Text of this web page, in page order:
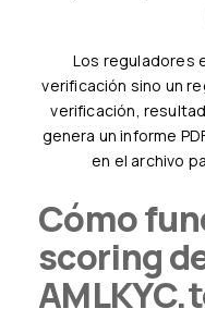
Los reguladores exigen no solo un sistema de
verificación sino un
verificación,
genera un informe
en el archivo
Cómo funciona el
scoring